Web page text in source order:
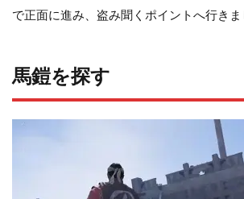
で正面に進み、盗み聞くポイントへ行きま
馬鎧を探す